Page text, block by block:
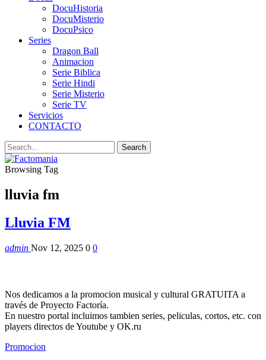
DocuHistoria
DocuMisterio
DocuPsico
Series
Dragon Ball
Animacion
Serie Biblica
Serie Hindi
Serie Misterio
Serie TV
Servicios
CONTACTO
Browsing Tag
lluvia fm
Lluvia FM
admin Nov 12, 2025 0 0
Nos dedicamos a la promocion musical y cultural GRATUITA a
través de Proyecto Factoría.
En nuestro portal incluimos tambien series, peliculas, cortos, etc. con
players directos de Youtube y OK.ru
Promocion